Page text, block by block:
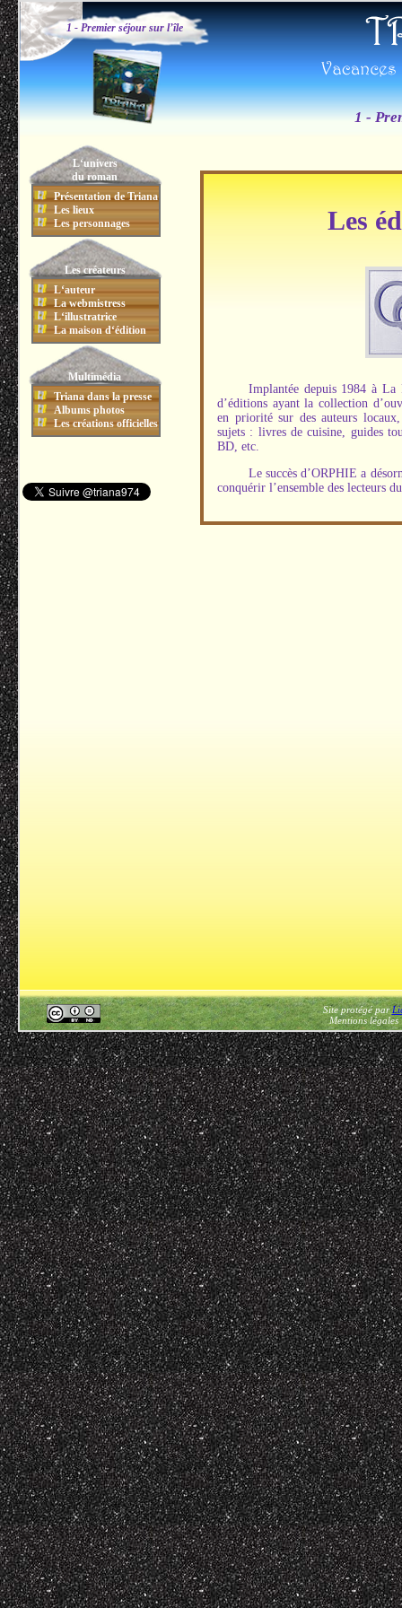
1 - Premier séjour sur l’île
1 -
L‘univers
du roman
Présentation de Triana
Les lieux
Les personnages
Les créateurs
L‘auteur
La webmistress
L‘illustratrice
La maison d‘édition
Multimédia
Triana dans la presse
Albums photos
Les créations officielles
Les
Implantée depuis 1984 à La
d’éditions ayant la collection
en priorité sur des auteurs
sujets : livres de cuisine, guides
BD, etc.
Le succès d’ORPHIE a
conquérir l’ensemble des lecteurs
Site protégé par
Mentions